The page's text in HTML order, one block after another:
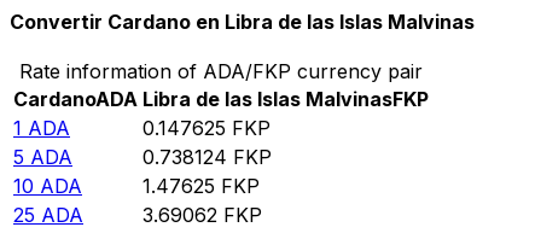
Convertir Cardano en Libra de las Islas Malvinas
Rate information of ADA/FKP currency pair
CardanoADA Libra de las Islas MalvinasFKP
1 ADA 0.147625 FKP
5 ADA 0.738124 FKP
10 ADA 1.47625 FKP
25 ADA 3.69062 FKP